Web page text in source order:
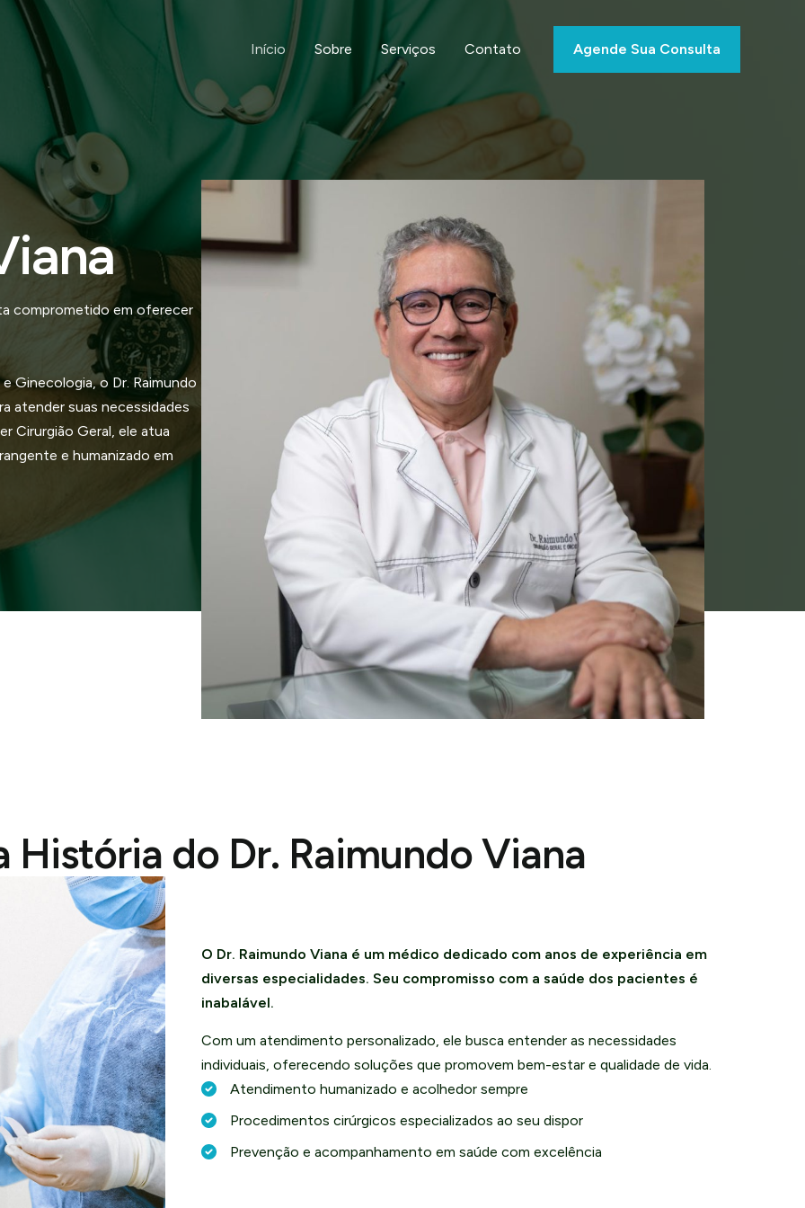
Início Sobre Serviços Contato Agende Sua Consulta
comprometido em oferecer
Ginecologia, o Dr. Raimundo
atender suas necessidades
Cirurgião Geral, ele atua
e humanizado em
História do Dr. Raimundo Viana
O Dr. Raimundo Viana é um médico dedicado com anos de experiência em
diversas especialidades. Seu compromisso com a saúde dos pacientes é
inabalável.
Com um atendimento personalizado, ele busca entender as necessidades
individuais, oferecendo soluções que promovem bem-estar e qualidade de vida.
Atendimento humanizado e acolhedor sempre
Procedimentos cirúrgicos especializados ao seu dispor
Prevenção e acompanhamento em saúde com excelência